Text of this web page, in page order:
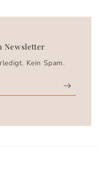
Newsletter
Kein Spam.